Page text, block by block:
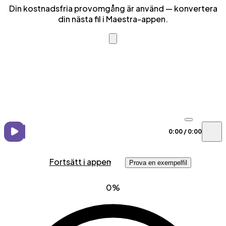
Din kostnadsfria provomgång är använd — konvertera
din nästa fil i Maestra-appen.
0:00 / 0:00
Fortsätt i appen Prova en exempelfil
0%